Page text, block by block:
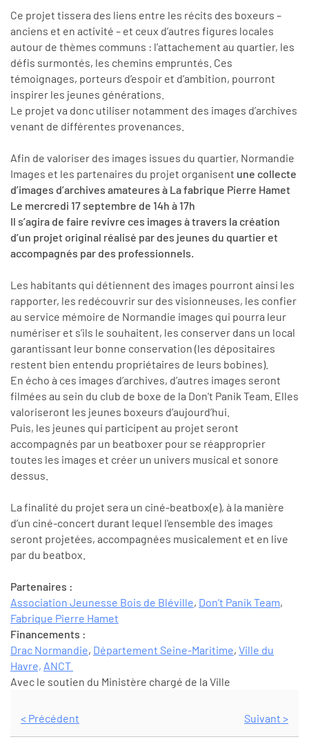
Ce projet tissera des liens entre les récits des boxeurs –
anciens et en activité – et ceux d’autres figures locales
autour de thèmes communs : l’attachement au quartier, les
défis surmontés, les chemins empruntés. Ces
témoignages, porteurs d’espoir et d’ambition, pourront
inspirer les jeunes générations.
Le projet va donc utiliser notamment des images d’archives
venant de différentes provenances.
Afin de valoriser des images issues du quartier, Normandie
Images et les partenaires du projet organisent une collecte
d’images d’archives amateures à La fabrique Pierre Hamet
Le mercredi 17 septembre de 14h à 17h
Il s’agira de faire revivre ces images à travers la création
d’un projet original réalisé par des jeunes du quartier et
accompagnés par des professionnels.
Les habitants qui détiennent des images pourront ainsi les
rapporter, les redécouvrir sur des visionneuses, les confier
au service mémoire de Normandie images qui pourra leur
numériser et s’ils le souhaitent, les conserver dans un local
garantissant leur bonne conservation (les dépositaires
restent bien entendu propriétaires de leurs bobines).
En écho à ces images d’archives, d’autres images seront
filmées au sein du club de boxe de la Don't Panik Team. Elles
valoriseront les jeunes boxeurs d’aujourd’hui.
Puis, les jeunes qui participent au projet seront
accompagnés par un beatboxer pour se réapproprier
toutes les images et créer un univers musical et sonore
dessus.
La finalité du projet sera un ciné-beatbox(e), à la manière
d’un ciné-concert durant lequel l'ensemble des images
seront projetées, accompagnées musicalement et en live
par du beatbox.
Partenaires :
Association Jeunesse Bois de Bléville, Don’t Panik Team,
Fabrique Pierre Hamet
Financements :
Drac Normandie, Département Seine-Maritime, Ville du
Havre, ANCT
Avec le soutien du Ministère chargé de la Ville
< Précédent Suivant >